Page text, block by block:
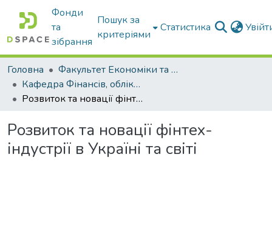
Фонди
та
зібрання
Пошук за
критеріями
Статистика
Головна
Факультет Економіки та бізнесу
Кафедра Фінансів, обліку і оподаткування
Розвиток та новації фінтех-індустрії в Україні та світі
Розвиток та новації фінтех-
індустрії в Україні та світі